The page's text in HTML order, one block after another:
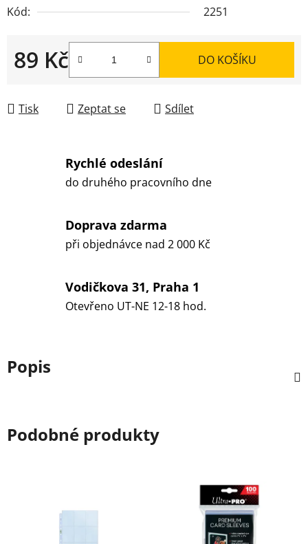
Kód:
2251
89 Kč
Měrná cena:
DO KOŠÍKU
Tisk Zeptat se Sdílet
Rychlé odeslání
do druhého pracovního dne
Doprava zdarma
při objednávce nad 2 000 Kč
Vodičkova 31, Praha 1
Otevřeno UT-NE 12-18 hod.
Popis
Podobné produkty